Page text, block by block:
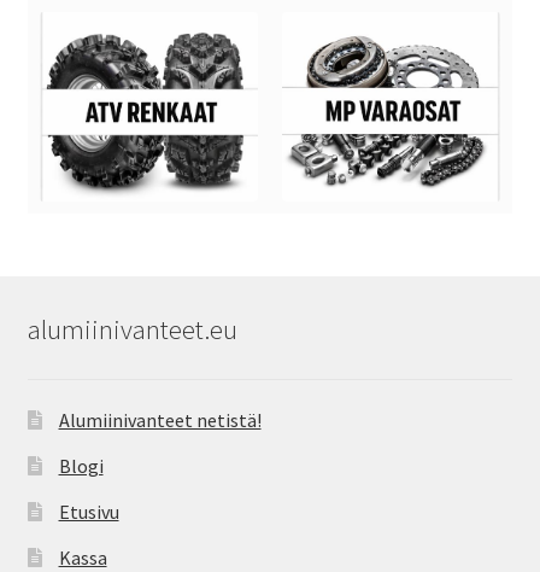
alumiinivanteet.eu
Alumiinivanteet netistä!
Blogi
Etusivu
Kassa